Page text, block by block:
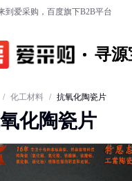
到爱采购，百度旗下B2B平台
寻源
/ 化工材料 / 抗氧化陶瓷片
化陶瓷片